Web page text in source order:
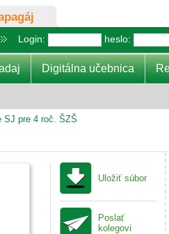
Login: heslo:
Digitálna učebnica
SJ pre 4 roč. ŠZŠ
Uložiť súbor
Poslať
kolegovi